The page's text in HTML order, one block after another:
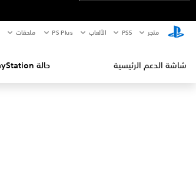
متجر PS5‏ الألعاب PS Plus ملحقات
شاشة الدعم الرئيسية حالة PlayStation